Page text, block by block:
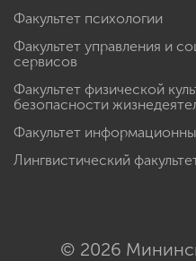
Факультет психологии
Факультет управления и
сервисов
Факультет физической
безопасности
Факультет
Лингвистический
© 2026